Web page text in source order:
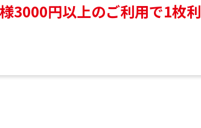
3000円以上のご利用で1枚利